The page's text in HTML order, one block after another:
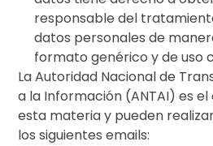
responsable del
datos personales de
formato genérico y de uso
La Autoridad Nacional de
a la Información (ANTAI) es
esta materia y pueden
los siguientes emails: